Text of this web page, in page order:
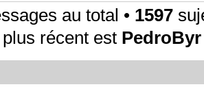
au total • 1597
récent est PedroByr